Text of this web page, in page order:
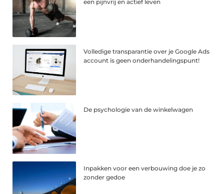
een pijnvrij en actief leven
Volledige transparantie over je Google Ads
account is geen onderhandelingspunt!
De psychologie van de winkelwagen
Inpakken voor een verbouwing doe je zo
zonder gedoe